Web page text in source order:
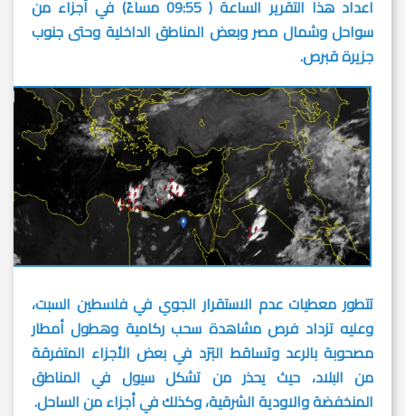
اعداد هذا التقرير الساعة ( 09:55 مساءً) في أجزاء من
سواحل وشمال مصر وبعض المناطق الداخلية وحتى جنوب
جزيرة قبرص.
تتطور معطيات عدم الاستقرار الجوي في فلسطين السبت،
وعليه تزداد فرص مشاهدة سحب ركامية وهطول أمطار
مصحوبة بالرعد وتساقط البَرَد في بعض الأجزاء المتفرقة
من البلاد، حيث يحذر من تشكل سيول في المناطق
المنخفضة والاودية الشرقية، وكذلك في أجزاء من الساحل.